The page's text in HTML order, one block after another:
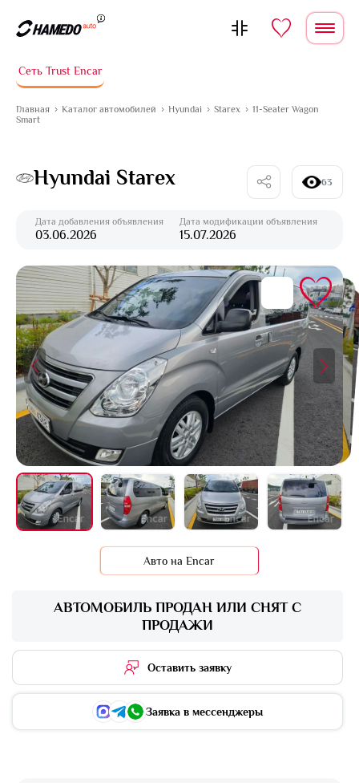
Сеть Trust Encar
Главная Каталог автомобилей Hyundai Starex
11-Seater Wagon
Smart
Hyundai Starex 63
Дата добавления объявления
03.06.2026
Дата модификации объявления
15.07.2026
АВТОМОБИЛЬ ПРОДАН ИЛИ СНЯТ С
ПРОДАЖИ
Оставить заявку
Заявка в мессенджеры
Авто на Encar